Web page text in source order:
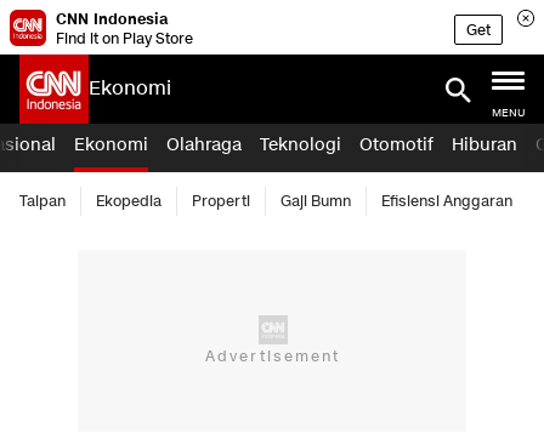
CNN Indonesia
Find it on Play Store
Get
Ekonomi
MENU
Ekonomi Olahraga Teknologi Otomotif Hiburan
Taipan Ekopedia Properti Gaji Bumn Efisiensi Anggaran